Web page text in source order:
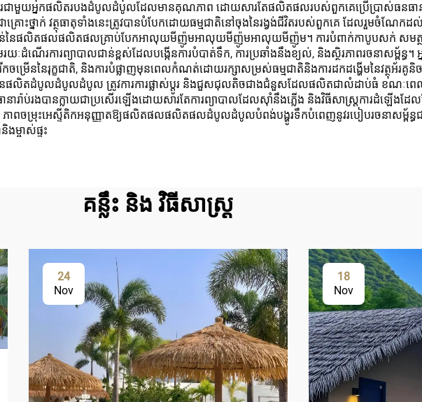
ារជាមួយអ្នកផលិតរបងដំបូលដំបូលដែលមានគុណភាព ដោយសារតែផលិតផលរបស់ពួកគេប្រើប្រាស់ធនធា
គ្រោះថ្នាក់ វត្ថុធាតុទាំងនេះត្រូវបានបំបែកដោយធម្មជាតិនៅចុងនៃរង្វង់ជីវិតរបស់ពួកគេ ដែលរួមចំណ
ផលិតផលផលិតផលគ្រាប់បែកអាលុយមីញ៉ូមអាលុយមីញ៉ូមអាលុយមីញ៉ូម។ ការបំពាក់កាបូបសក់ សមត្ថភ
ើរការព្យាបាលជាន់ខ្ពស់ដែលបង្កើនការបំបាត់ទឹក, ការប្រឆាំងនឹងខ្យល់, និងស្ថិរភាពរចនាសម្ព័ន្ធ។
កចម្រើននៃរុក្ខជាតិ, និងការបំផ្លាញមុនពេលកំណត់ដោយរក្សាសម្រស់ធម្មជាតិនិងការដកដង្ហើមនៃវត្ថុអ័រ
លិតដំបូលដំបូលដំបូល ត្រូវការការផ្លាស់ប្តូរ និងជួសជុលតិចជាងជំនួសដែលផលិតជាលំដាប់ធំ ខណៈព
រ៉ាប់រងបានក្លាយជាប្រសើរឡើងដោយសារតែការព្យាបាលដែលស៊ាំនឹងភ្លើង និងវិធីសាស្ត្រការដំឡើងដែល
ចម្រុះអេស្ទីតិកអនុញ្ញាតឱ្យផលិតផលផលិតផលដំបូលដំបូលបំពង់បង្ហូរទឹកបំពេញនូវរបៀបរចនាសម្ព័ន្ធជ
ម្ចាស់ផ្ទះ
គន្លឹះ និង វិធីសាស្ត្រ
24
Nov
18
Nov